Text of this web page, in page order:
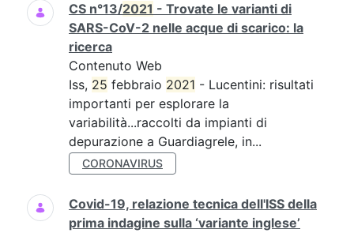
CS n°13/2021 - Trovate le varianti di
SARS-CoV-2 nelle acque di scarico: la
ricerca
Contenuto Web
Iss, 25 febbraio 2021 - Lucentini: risultati
importanti per esplorare la
variabilità...raccolti da impianti di
depurazione a Guardiagrele, in...
CORONAVIRUS
Covid-19, relazione tecnica dell'ISS della
prima indagine sulla ‘variante inglese’